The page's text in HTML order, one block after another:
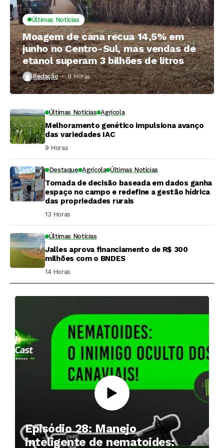
Últimas Notícias
Moagem de cana recua 14,5% em
junho no Centro-Sul, mas vendas de
etanol superam 3 bilhões de litros
Redação 9 Horas ⁮
Últimas Notícias Agrícola
Melhoramento genético impulsiona avanço
das variedades IAC
9 Horas ⁮
Destaque Agrícola Últimas Notícias
Tomada de decisão baseada em dados ganha
espaço no campo e redefine a gestão hídrica
das propriedades rurais
13 Horas ⁮
Últimas Notícias
Jalles aprova financiamento de R$ 300
milhões com o BNDES
14 Horas ⁮
Episódio 28: Manejo
inteligente de nematoides: